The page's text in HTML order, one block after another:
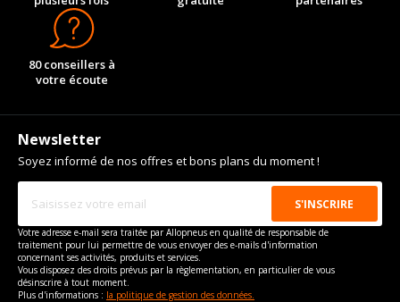
80 conseillers à
votre écoute
Newsletter
Soyez informé de nos offres et bons plans du moment !
Votre adresse e-mail sera traitée par Allopneus en qualité de responsable de
traitement pour lui permettre de vous envoyer des e-mails d'information
concernant ses activités, produits et services.
Vous disposez des droits prévus par la règlementation, en particulier de vous
désinscrire à tout moment.
Plus d'informations : la politique de gestion des données.